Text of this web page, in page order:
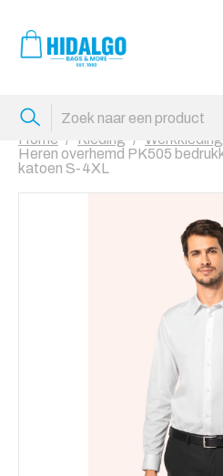
Home Kleding Werkkleding
Heren overhemd PK505
katoen S-4XL